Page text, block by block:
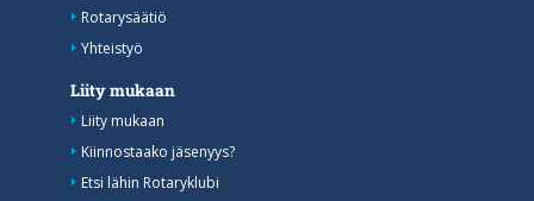
Rotarysäätiö
Yhteistyö
Liity mukaan
Liity mukaan
Kiinnostaako jäsenyys?
Etsi lähin Rotaryklubi